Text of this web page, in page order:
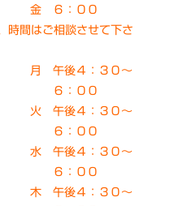
金
６：００
時間はご相談させて下さ
月
午後４：３０～
６：００
火
午後４：３０～
６：００
水
午後４：３０～
６：００
木
午後４：３０～